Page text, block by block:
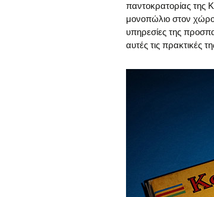
παντοκρατορίας της
μονοπώλιο στον
υπηρεσίες της
αυτές τις πρακτικές